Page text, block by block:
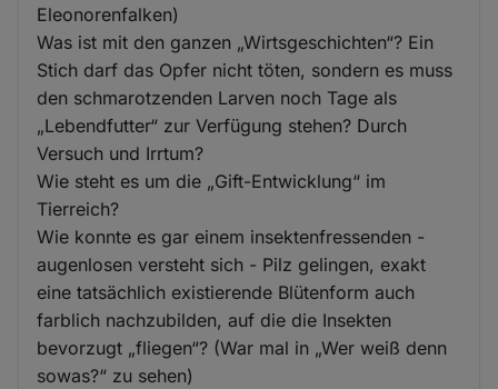
Eleonorenfalken)
Was ist mit den ganzen „Wirtsgeschichten“? Ein
Stich darf das Opfer nicht töten, sondern es muss
den schmarotzenden Larven noch Tage als
„Lebendfutter“ zur Verfügung stehen? Durch
Versuch und Irrtum?
Wie steht es um die „Gift-Entwicklung“ im
Tierreich?
Wie konnte es gar einem insektenfressenden -
augenlosen versteht sich - Pilz gelingen, exakt
eine tatsächlich existierende Blütenform auch
farblich nachzubilden, auf die die Insekten
bevorzugt „fliegen“? (War mal in „Wer weiß denn
sowas?“ zu sehen)